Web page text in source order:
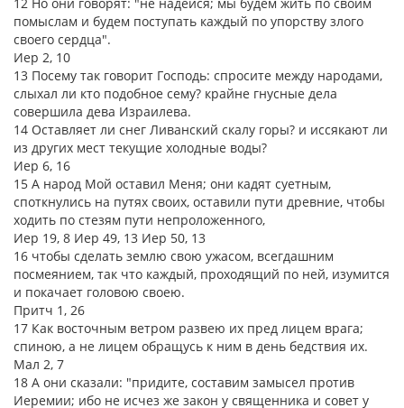
помыслам и будем поступать каждый по упорству злого
своего сердца".
Иер 2, 10
13 Посему так говорит Господь: спросите между народами,
слыхал ли кто подобное сему? крайне гнусные дела
совершила дева Израилева.
14 Оставляет ли снег Ливанский скалу горы? и иссякают ли
из других мест текущие холодные воды?
Иер 6, 16
15 А народ Мой оставил Меня; они кадят суетным,
споткнулись на путях своих, оставили пути древние, чтобы
ходить по стезям пути непроложенного,
Иер 19, 8 Иер 49, 13 Иер 50, 13
16 чтобы сделать землю свою ужасом, всегдашним
посмеянием, так что каждый, проходящий по ней, изумится
и покачает головою своею.
Притч 1, 26
17 Как восточным ветром развею их пред лицем врага;
спиною, а не лицем обращусь к ним в день бедствия их.
Мал 2, 7
18 А они сказали: "придите, составим замысел против
Иеремии; ибо не исчез же закон у священника и совет у